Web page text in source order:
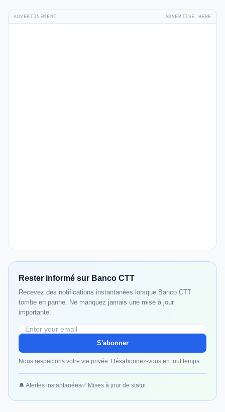
ADVERTISEMENT ADVERTISE HERE
Rester informé sur Banco CTT
Recevez des notifications instantanées lorsque Banco CTT
tombe en panne. Ne manquez jamais une mise à jour
importante.
S'abonner
Nous respectons votre vie privée. Désabonnez-vous en tout temps.
🔔 Alertes instantanées✅ Mises à jour de statut